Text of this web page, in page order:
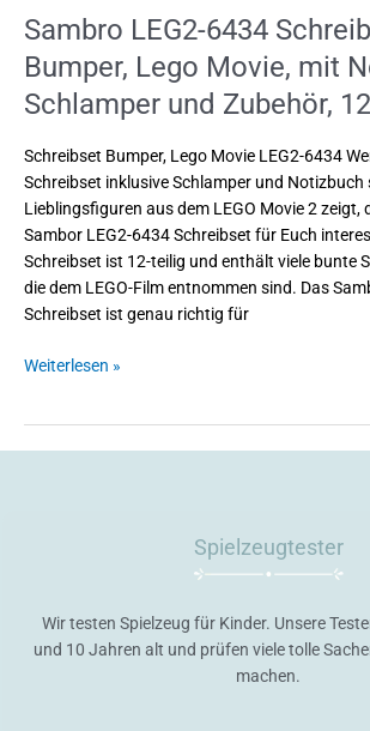
Sambro LEG2-6434
Bumper, Lego Movie, mit
Schlamper und Zubehör,
Schreibset Bumper, Lego Movie LEG2-6434
Schreibset inklusive Schlamper und Notizbuch
Lieblingsfiguren aus dem LEGO Movie 2 zeigt,
Sambor LEG2-6434 Schreibset für Euch
Schreibset ist 12-teilig und enthält viele bunte
die dem LEGO-Film entnommen sind. Das
Schreibset ist genau richtig für
Weiterlesen »
Spielzeugtester
Wir testen Spielzeug für Kinder. Unsere
und 10 Jahren alt und prüfen viele tolle
machen.